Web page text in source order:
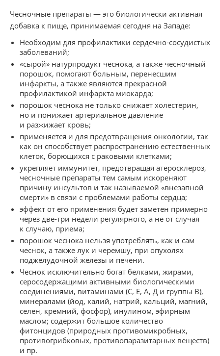
Чесночные препараты — это биологически активная
добавка к пище, принимаемая сегодня на Западе:
Необходим для профилактики сердечно-сосудистых
заболеваний;
«сырой» натурпродукт чеснока, а также чесночный
порошок, помогают больным, перенесшим
инфаркты, а также являются прекрасной
профилактикой инфаркта миокарда;
порошок чеснока не только снижает холестерин,
но и понижает артериальное давление
и разжижает кровь;
применяется и для предотвращения онкологии, так
как он способствует распространению естественных
клеток, борющихся с раковыми клетками;
укрепляет иммунитет, предотвращая атеросклероз,
чесночные препараты тем самым искореняют
причину инсультов и так называемой «внезапной
смерти» в связи с проблемами работы сердца;
эффект от его применения будет заметен примерно
через две-три недели регулярного, а не от случая
к случаю, приема;
порошок чеснока нельзя употреблять, как и сам
чеснок, а также лук и черемшу, при опухолях
поджелудочной железы и печени.
Чеснок исключительно богат белками, жирами,
серосодержащими активными биологическими
соединениями, витаминами (С, Е, А, Д и группы В),
минералами (йод, калий, натрий, кальций, магний,
селен, кремний, фосфор), инулином, эфирным
маслом; содержит большое количество
фитонцидов (природных противомикробных,
противогрибковых, противопаразитарных веществ)
и пр.